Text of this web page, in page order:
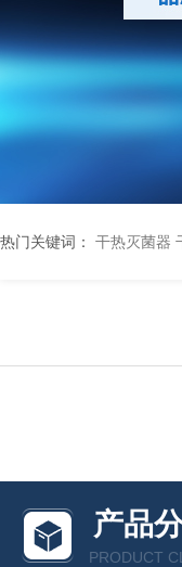
热门关键词： 干热灭菌器
产品
PRODUCT